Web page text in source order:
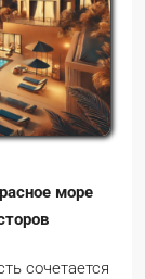
море
сочетается